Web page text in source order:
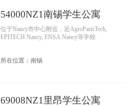
54000NZ1南锡学生公寓
位于Nancy市中心附近，近AgroParisTech,
EPITECH Nancy, ENSA Nancy等学校
所在位置：南锡
69008NZ1里昂学生公寓